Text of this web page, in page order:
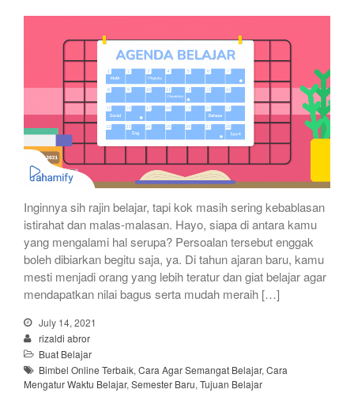
Inginnya sih rajin belajar, tapi kok masih sering kebablasan
istirahat dan malas-malasan. Hayo, siapa di antara kamu
yang mengalami hal serupa? Persoalan tersebut enggak
boleh dibiarkan begitu saja, ya. Di tahun ajaran baru, kamu
mesti menjadi orang yang lebih teratur dan giat belajar agar
mendapatkan nilai bagus serta mudah meraih […]
July 14, 2021
rizaldi abror
Buat Belajar
Bimbel Online Terbaik, Cara Agar Semangat Belajar, Cara
Mengatur Waktu Belajar, Semester Baru, Tujuan Belajar